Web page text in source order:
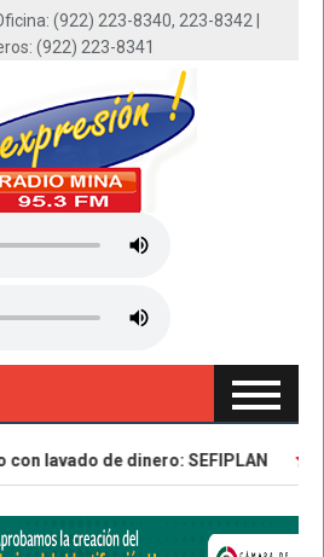
(922) 223-8340, 223-8342 |
(922) 223-8341
lavado de dinero: SEFIPLAN